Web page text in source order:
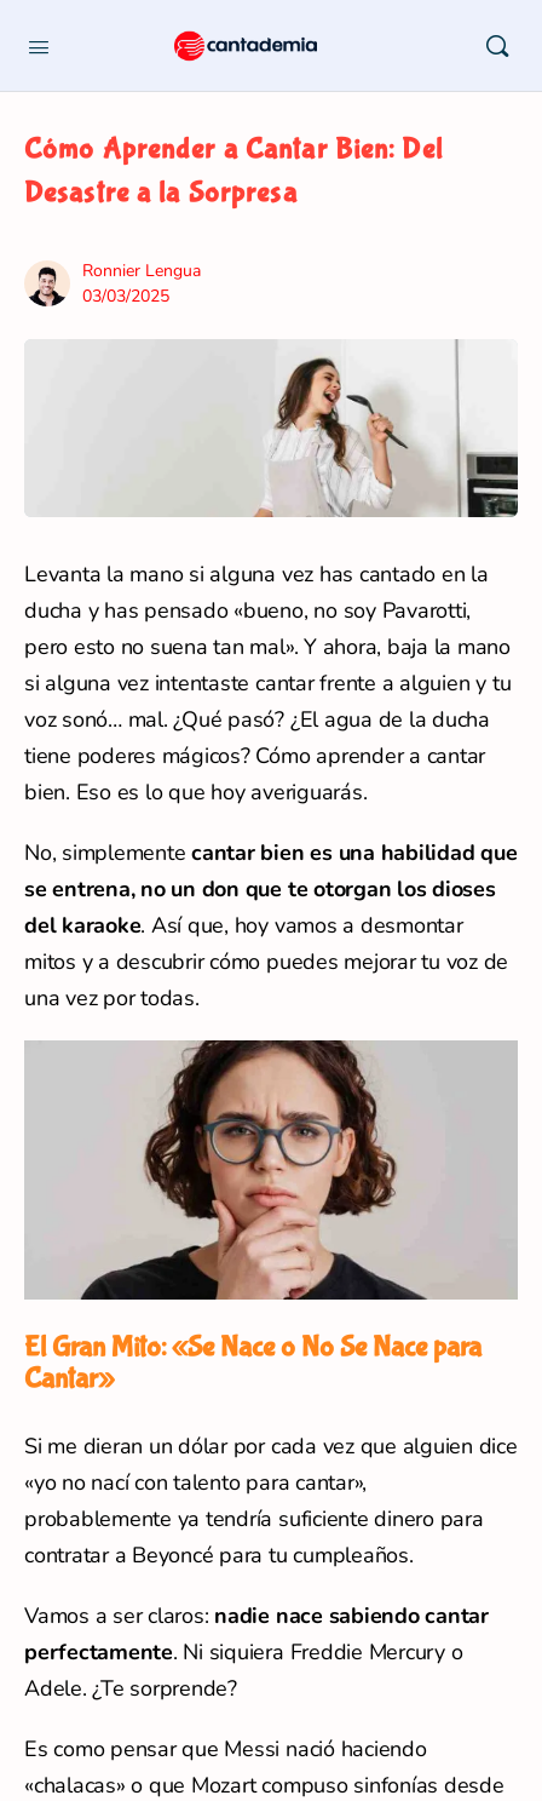
Cómo Aprender a Cantar Bien: Del
Desastre a la Sorpresa
Ronnier Lengua
03/03/2025
Levanta la mano si alguna vez has cantado en la
ducha y has pensado «bueno, no soy Pavarotti,
pero esto no suena tan mal». Y ahora, baja la mano
si alguna vez intentaste cantar frente a alguien y tu
voz sonó… mal. ¿Qué pasó? ¿El agua de la ducha
tiene poderes mágicos? Cómo aprender a cantar
bien. Eso es lo que hoy averiguarás.
No, simplementecantar bien es una habilidad que
se entrena, no un don que te otorgan los dioses
del karaoke. Así que, hoy vamos a desmontar
mitos y a descubrir cómo puedes mejorar tu voz de
una vez por todas.
El Gran Mito: «Se Nace o No Se Nace para
Cantar»
Si me dieran un dólar por cada vez que alguien dice
«yo no nací con talento para cantar»,
probablemente ya tendría suficiente dinero para
contratar a Beyoncé para tu cumpleaños.
Vamos a ser claros: nadie nace sabiendo cantar
perfectamente. Ni siquiera Freddie Mercury o
Adele. ¿Te sorprende?
Es como pensar que Messi nació haciendo
«chalacas» o que Mozart compuso sinfonías desde